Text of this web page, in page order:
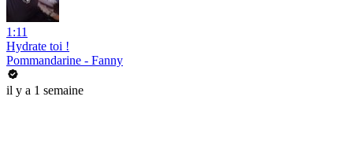
1:11
Hydrate toi !
Pommandarine - Fanny
il y a 1 semaine